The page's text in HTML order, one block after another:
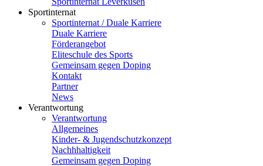
Sportinternat
Sportinternat / Duale Karriere
Duale Karriere
Förderangebot
Eliteschule des Sports
Gemeinsam gegen Doping
Kontakt
Partner
News
Verantwortung
Verantwortung
Allgemeines
Kinder- & Jugendschutzkonzept
Nachhhaltigkeit
Gemeinsam gegen Doping